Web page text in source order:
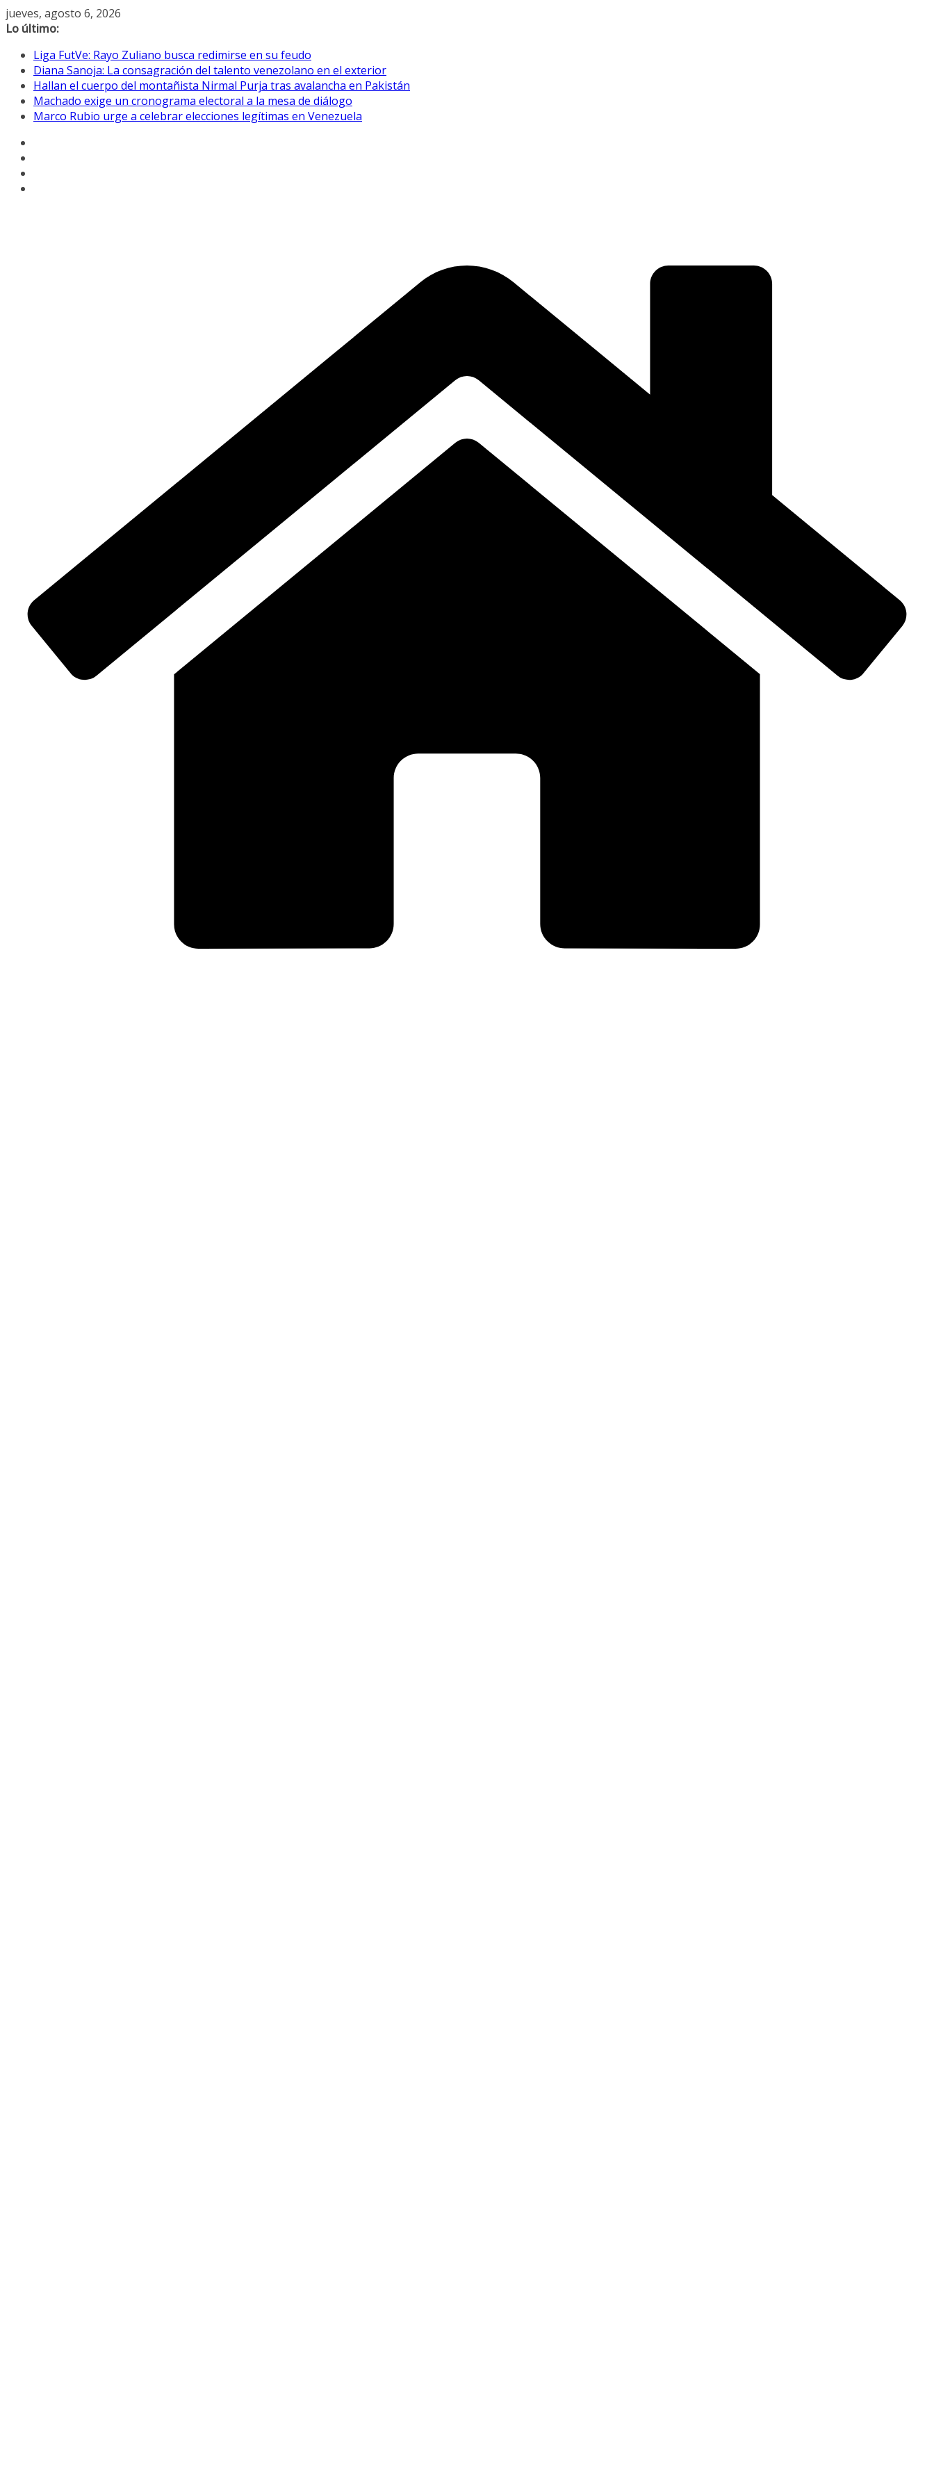
Saltar
al
jueves, agosto 6, 2026
Lo último:
Liga FutVe: Rayo Zuliano busca redimirse en su feudo
Diana Sanoja: La consagración del talento venezolano en el exterior
Hallan el cuerpo del montañista Nirmal Purja tras avalancha en Pakistán
Machado exige un cronograma electoral a la mesa de diálogo
Marco Rubio urge a celebrar elecciones legítimas en Venezuela